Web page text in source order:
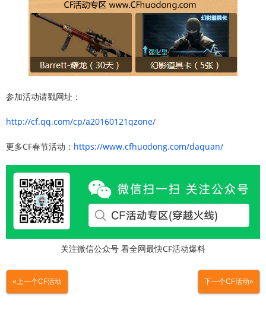
参加活动请戳网址：
http://cf.qq.com/cp/a20160121qzone/
更多CF春节活动： https://www.cfhuodong.com/daquan/
关注微信公众号 看全网最快CF活动爆料
«上一个CF活动 下一个CF活动»